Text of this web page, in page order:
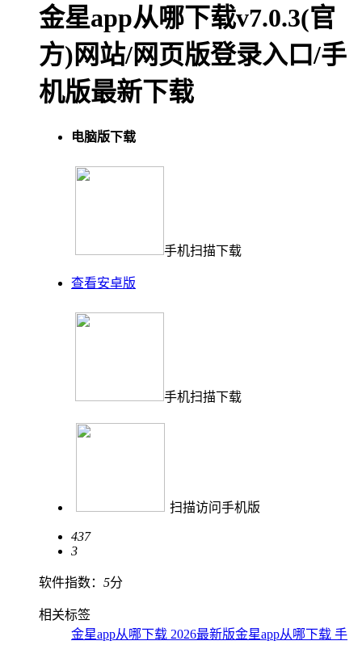
金星app从哪下载v7.0.3(官
方)网站/网页版登录入口/手
机版最新下载
电脑版下载
手机扫描下载
查看安卓版
手机扫描下载
扫描访问手机版
437
3
软件指数： 5分
相关标签
金星app从哪下载 2026最新版金星app从哪下载 手